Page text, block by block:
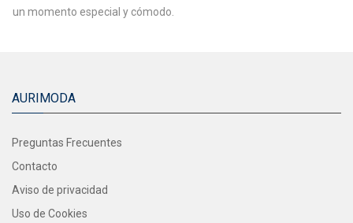
un momento especial y cómodo.
AURIMODA
Preguntas Frecuentes
Contacto
Aviso de privacidad
Uso de Cookies